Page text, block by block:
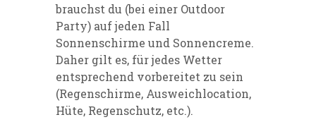
brauchst du (bei einer Outdoor
Party) auf jeden Fall
Sonnenschirme und Sonnencreme.
Daher gilt es, für jedes Wetter
entsprechend vorbereitet zu sein
(Regenschirme, Ausweichlocation,
Hüte, Regenschutz, etc.).